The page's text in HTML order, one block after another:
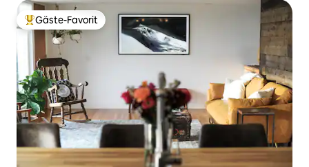
Beliebter Gäste-Favorit.
Gäste-Favorit